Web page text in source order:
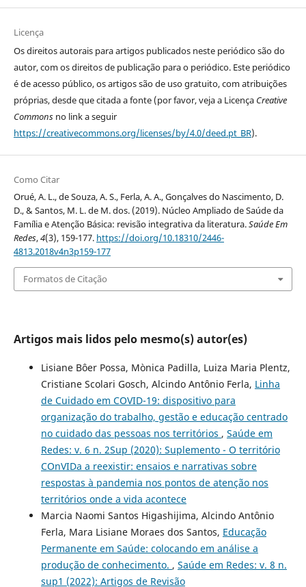
Licença
Os direitos autorais para artigos publicados neste periódico são do
autor, com os direitos de publicação para o periódico. Este periódico
é de acesso público, os artigos são de uso gratuito, com atribuições
próprias, desde que citada a fonte (por favor, veja a Licença Creative
Commonsno link a seguir
https://creativecommons.org/licenses/by/4.0/deed.pt_BR).
Como Citar
Orué, A. L., de Souza, A. S., Ferla, A. A., Gonçalves do Nascimento, D.
D., & Santos, M. L. de M. dos. (2019). Núcleo Ampliado de Saúde da
Família e Atenção Básica: revisão integrativa da literatura.Saúde Em
Redes,4(3), 159-177. https://doi.org/10.18310/2446-
4813.2018v4n3p159-177
Formatos de Citação
Artigos mais lidos pelo mesmo(s) autor(es)
Lisiane Bôer Possa, Mònica Padilla, Luiza Maria Plentz,
Cristiane Scolari Gosch, Alcindo Antônio Ferla, Linha
de Cuidado em COVID-19: dispositivo para
organização do trabalho, gestão e educação centrado
no cuidado das pessoas nos territórios , Saúde em
Redes: v. 6 n. 2Sup (2020): Suplemento - O território
COnVIDa a reexistir: ensaios e narrativas sobre
respostas à pandemia nos pontos de atenção nos
territórios onde a vida acontece
Marcia Naomi Santos Higashijima, Alcindo Antônio
Ferla, Mara Lisiane Moraes dos Santos, Educação
Permanente em Saúde: colocando em análise a
produção de conhecimento. , Saúde em Redes: v. 8 n.
sup1 (2022): Artigos de Revisão